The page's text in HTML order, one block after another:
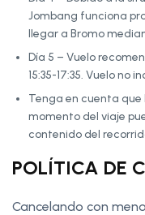
Jombang funciona
llegar a Bromo
Día 5 – Vuelo
15:35-17:35. Vuelo no
Tenga en cuenta que
momento del viaje
contenido del
POLÍTICA DE
Cancelando con